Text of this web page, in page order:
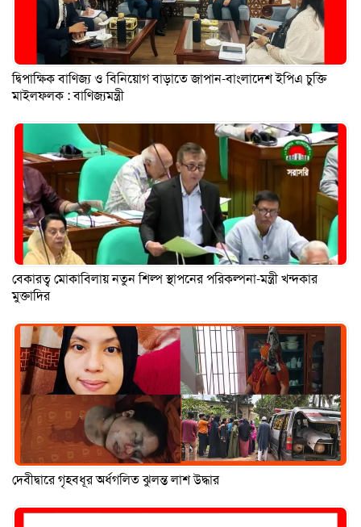
দ্বিপাক্ষিক বাণিজ্য ও বিনিয়োগ বাড়াতে জাপান-বাংলাদেশ ইপিএ চুক্তি
মাইলফলক : বাণিজ্যমন্ত্রী
বেকারত্ব মোকাবিলায় নতুন শিল্প স্থাপনের পরিকল্পনা-মন্ত্রী খন্দকার
মুক্তাদির
দেবীদ্বারে গৃহবধূর অর্ধগলিত ঝুলন্ত লাশ উদ্ধার